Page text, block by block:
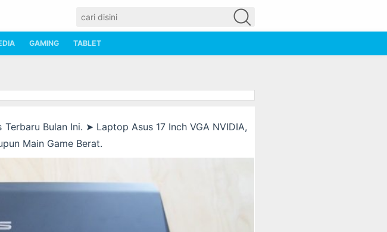
GAMING TABLET
Bulan Ini. ➤ Laptop Asus 17 Inch VGA NVIDIA,
Main Game Berat.